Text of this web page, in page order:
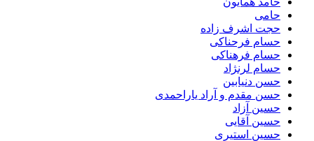
حامی
حجت اشرف زاده
حسام فرحناکی
حسام فرهناکی
حسام لرنژاد
حسن دنیابین
حسن مقدم و آراد یاراحمدی
حسین آزاد
حسین آقایی
حسین استیری